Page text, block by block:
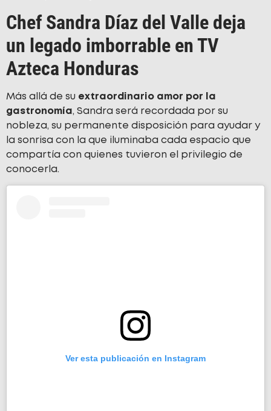
Chef Sandra Díaz del Valle deja
un legado imborrable en TV
Azteca Honduras
Más allá de su extraordinario amor por la
gastronomía, Sandra será recordada por su
nobleza, su permanente disposición para ayudar y
la sonrisa con la que iluminaba cada espacio que
compartía con quienes tuvieron el privilegio de
conocerla.
Ver esta publicación en Instagram